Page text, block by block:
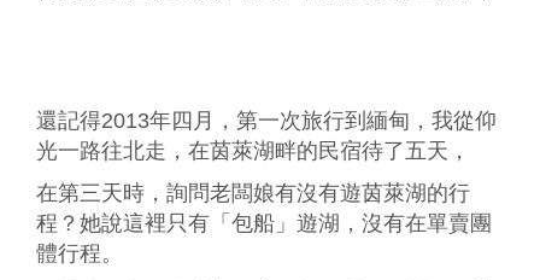
還記得2013年四月，第一次旅行到緬甸，我從仰
光一路往北走，在茵萊湖畔的民宿待了五天，
在第三天時，詢問老闆娘有沒有遊茵萊湖的行
程？她說這裡只有「包船」遊湖，沒有在單賣團
體行程。